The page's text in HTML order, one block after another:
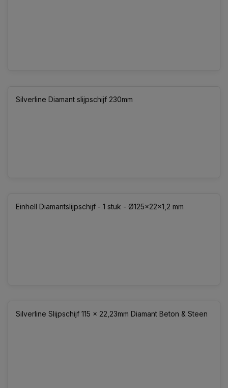
Silverline Diamant slijpschijf 230mm
Einhell Diamantslijpschijf - 1 stuk - Ø125x22x1,2 mm
Silverline Slijpschijf 115 x 22,23mm Diamant Beton & Steen